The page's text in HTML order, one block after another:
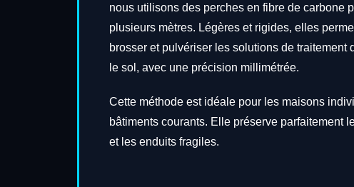
nous utilisons des perches en fibre de carbone
plusieurs mètres. Légères et rigides, elles
brosser et pulvériser les solutions de traitement
le sol, avec une précision millimétrée.
Cette méthode est idéale pour les maisons
bâtiments courants. Elle préserve parfaitement
et les enduits fragiles.